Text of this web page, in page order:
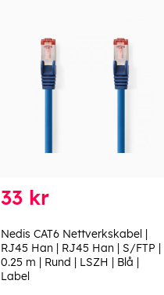
33 kr
Nedis CAT6 Nettverkskabel |
RJ45 Han | RJ45 Han | S/FTP |
0.25 m | Rund | LSZH | Blå |
Label